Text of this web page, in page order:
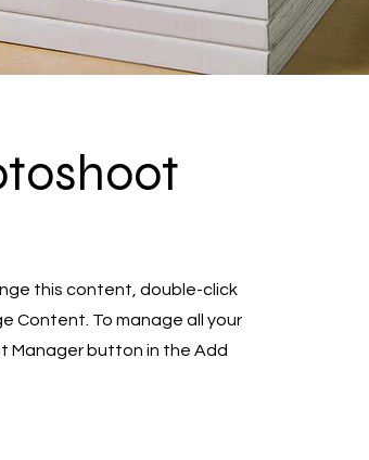
this content, double-click
Content. To manage all your
Manager button in the Add